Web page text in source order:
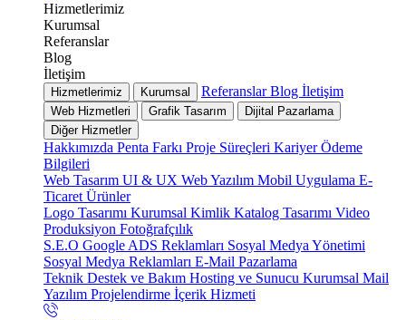
Hizmetlerimiz
Kurumsal
Referanslar
Blog
İletişim
Hizmetlerimiz Kurumsal ReferanslarBlog İletişim
Web Hizmetleri Grafik Tasarım
Dijital Pazarlama
Diğer Hizmetler
Hakkımızda Penta Farkı Proje Süreçleri KariyerÖdeme
Bilgileri
Web Tasarım UI & UX Web Yazılım Mobil Uygulama E-
Ticaret Ürünler
Logo Tasarımı Kurumsal Kimlik Katalog Tasarımı Video
Produksiyon Fotoğrafçılık
S.E.O Google ADS Reklamları Sosyal Medya Yönetimi
Sosyal Medya Reklamları E-Mail Pazarlama
Teknik Destek ve Bakım Hosting ve Sunucu Kurumsal Mail
Yazılım Projelendirme İçerik Hizmeti